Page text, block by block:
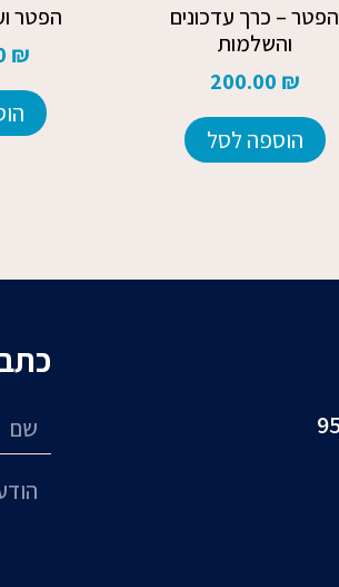
הפטר – כרך עדכונים
והשלמות
200.00 ₪
הוספה לסל
הפטר
₪